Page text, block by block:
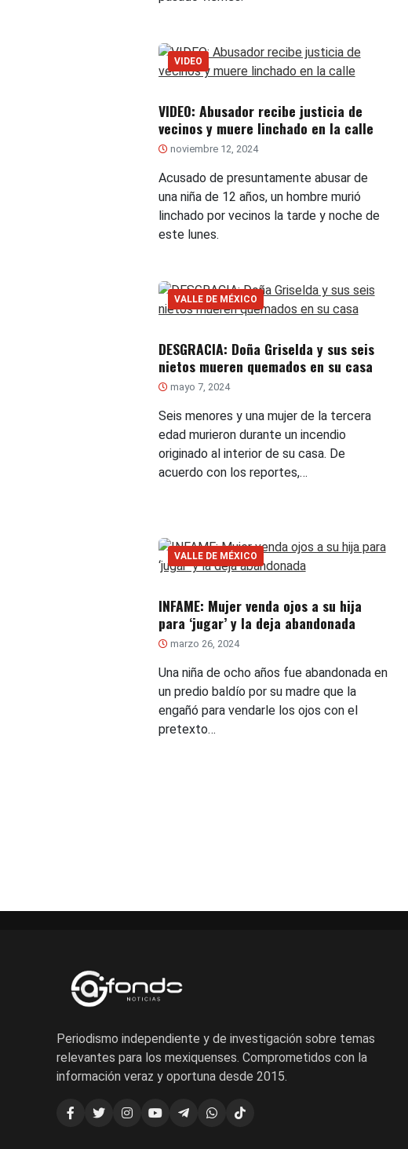
VIDEO
VIDEO: Abusador recibe justicia de
vecinos y muere linchado en la calle
noviembre 12, 2024
Acusado de presuntamente abusar de
una niña de 12 años, un hombre murió
linchado por vecinos la tarde y noche de
este lunes.
VALLE DE MÉXICO
DESGRACIA: Doña Griselda y sus seis
nietos mueren quemados en su casa
mayo 7, 2024
Seis menores y una mujer de la tercera
edad murieron durante un incendio
originado al interior de su casa. De
acuerdo con los reportes,…
VALLE DE MÉXICO
INFAME: Mujer venda ojos a su hija
para ‘jugar’ y la deja abandonada
marzo 26, 2024
Una niña de ocho años fue abandonada en
un predio baldío por su madre que la
engañó para vendarle los ojos con el
pretexto…
Periodismo independiente y de investigación sobre temas
relevantes para los mexiquenses. Comprometidos con la
información veraz y oportuna desde 2015.